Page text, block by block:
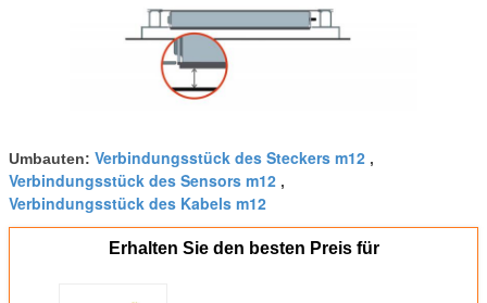
Umbauten: Verbindungsstück des Steckers m12 ,
Verbindungsstück des Sensors m12 ,
Verbindungsstück des Kabels m12
Erhalten Sie den besten Preis für